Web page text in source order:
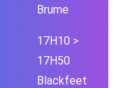
Brume
17H10 >
17H50
Blackfeet